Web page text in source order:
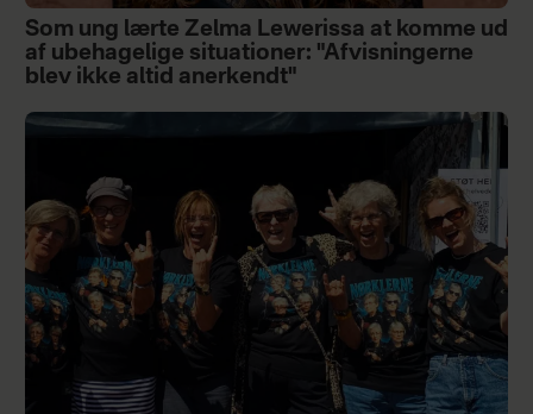
Som ung lærte Zelma Lewerissa at komme ud
af ubehagelige situationer: "Afvisningerne
blev ikke altid anerkendt"